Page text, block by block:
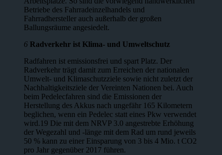
Betriebe des Fahrradeinzelhandels und
Fahrradhersteller auch außerhalb der großen
Ballungsräume angesiedelt.
6 Radverkehr ist Klima- und Umweltschutz
Radfahren ist emissionsfrei und spart Platz. Der
Radverkehr trägt damit zum Erreichen der nationalen
Umwelt- und Klimaschutzziele sowie nicht zuletzt der
Nachhaltigkeitsziele der Vereinten Nationen bei. Auch
beim Pedelecfahren sind die Emissionen der
Herstellung des Akkus nach ungefähr 165 Kilometern
beglichen, wenn ein Pedelec statt eines Pkw verwendet
wird.19 Die mit dem NRVP 3.0 angestrebte Erhöhung
der Wegezahl und -länge mit dem Rad um rund jeweils
50 % kann zu einer Einsparung von 3 bis 4 Mio. t CO2
pro Jahr gegenüber 2017 führen.